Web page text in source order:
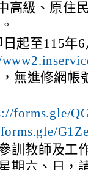
高級、原住
起至115年
無進修網帳
forms.gle/
訓教師及工
期六、日，